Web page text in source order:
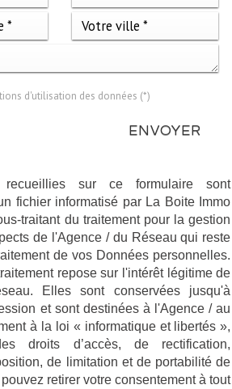
d'utilisation des données (*)
ENVOYER
recueillies sur ce formulaire sont
fichier informatisé par La Boite Immo
traitant du traitement pour la gestion
de l'Agence / du Réseau qui reste
de vos Données personnelles.
repose sur l'intérêt légitime de
Elles sont conservées jusqu'à
et sont destinées à l'Agence / au
à la loi « informatique et libertés »,
droits d’accès, de rectification,
de limitation et de portabilité de
retirer votre consentement à tout